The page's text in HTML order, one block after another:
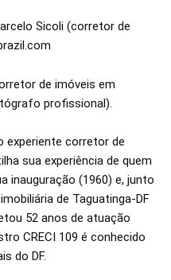
Sicoli (corretor de
de imóveis em
profissional).
experiente corretor de
sua experiência de quem
inauguração (1960) e, junto
de Taguatinga-DF
52 anos de atuação
CRECI 109 é conhecido
do DF.